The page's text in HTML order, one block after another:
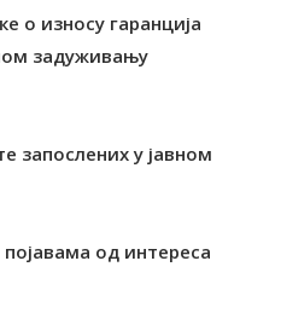
о износу гаранција
задуживању
запослених у јавном
од интереса